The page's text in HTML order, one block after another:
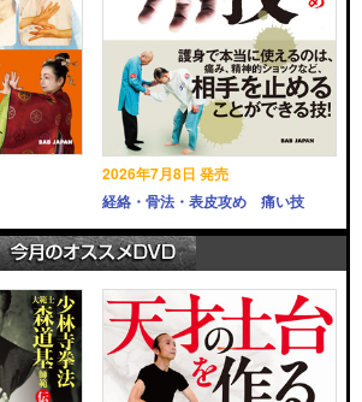
2026年7月8日 発売
経絡・骨法・表皮攻め 痛い技